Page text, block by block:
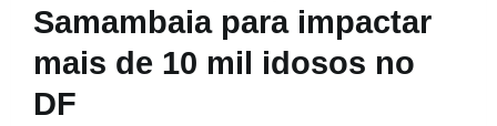
Samambaia para impactar
mais de 10 mil idosos no
DF